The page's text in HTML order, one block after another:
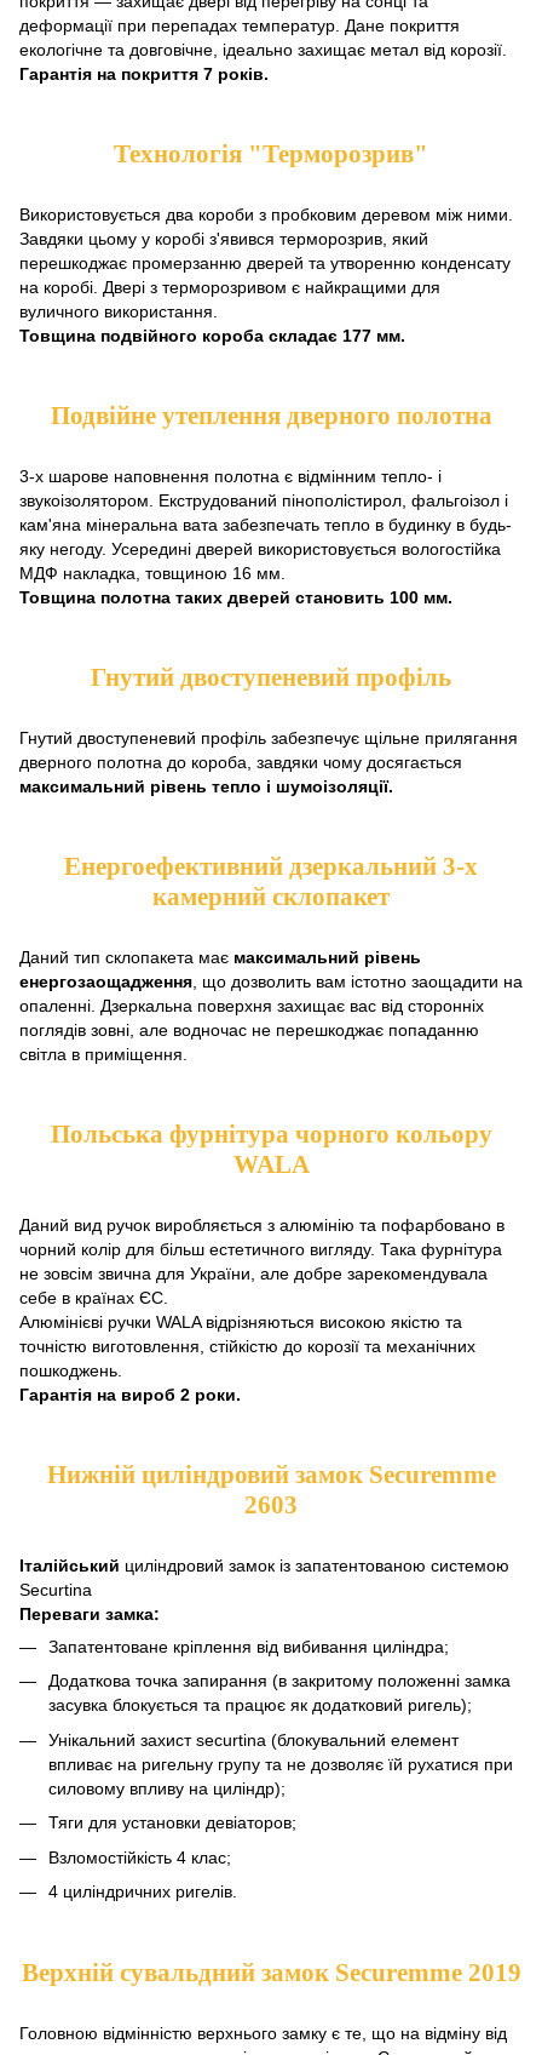
деформації при перепадах температур. Дане покриття
екологічне та довговічне, ідеально захищає метал від корозії.
Гарантія на покриття 7 років.
Технологія "Терморозрив"
Використовується два короби з пробковим деревом між ними.
Завдяки цьому у коробі з'явився терморозрив, який
перешкоджає промерзанню дверей та утворенню конденсату
на коробі. Двері з терморозривом є найкращими для
вуличного використання.
Товщина подвійного короба складає 177 мм.
Подвійне утеплення дверного полотна
3-х шарове наповнення полотна є відмінним тепло- і
звукоізолятором. Екструдований пінополістирол, фальгоізол і
кам'яна мінеральна вата забезпечать тепло в будинку в будь-
яку негоду. Усередині дверей використовується вологостійка
МДФ накладка, товщиною 16 мм.
Товщина полотна таких дверей становить 100 мм.
Гнутий двоступеневий профіль
Гнутий двоступеневий профіль забезпечує щільне прилягання
дверного полотна до короба, завдяки чому досягається
максимальний рівень тепло і шумоізоляції.
Енергоефективний дзеркальний 3-х
камерний склопакет
Даний тип склопакета має максимальний рівень
енергозаощадження , що дозволить вам істотно заощадити на
опаленні. Дзеркальна поверхня захищає вас від сторонніх
поглядів зовні, але водночас не перешкоджає попаданню
світла в приміщення.
Польська фурнітура чорного кольору
WALA
Даний вид ручок виробляється з алюмінію та пофарбовано в
чорний колір для більш естетичного вигляду. Така фурнітура
не зовсім звична для України, але добре зарекомендувала
себе в країнах ЄС.
Алюмінієві ручки WALA відрізняються високою якістю та
точністю виготовлення, стійкістю до корозії та механічних
пошкоджень.
Гарантія на вироб 2 роки.
Нижній циліндровий замок Securemme
2603
Італійський циліндровий замок із запатентованою системою
Securtina
Переваги замка:
Запатентоване кріплення від вибивання циліндра;
Додаткова точка запирання (в закритому положенні замка
засувка блокується та працює як додатковий ригель);
Унікальний захист securtina (блокувальний елемент
впливає на ригельну групу тa не дозволяє їй рухатися при
силовому впливу на циліндр);
Тяги для установки девіаторов;
Взломостійкість 4 клас;
4 циліндричних ригелів.
Верхній сувальдний замок Securemme 2019
Головною відмінністю верхнього замку є те, що на відміну від